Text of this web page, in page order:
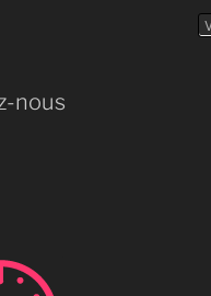
nous